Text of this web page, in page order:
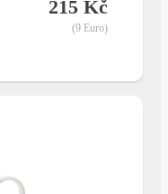
215 Kč
(9 Euro)